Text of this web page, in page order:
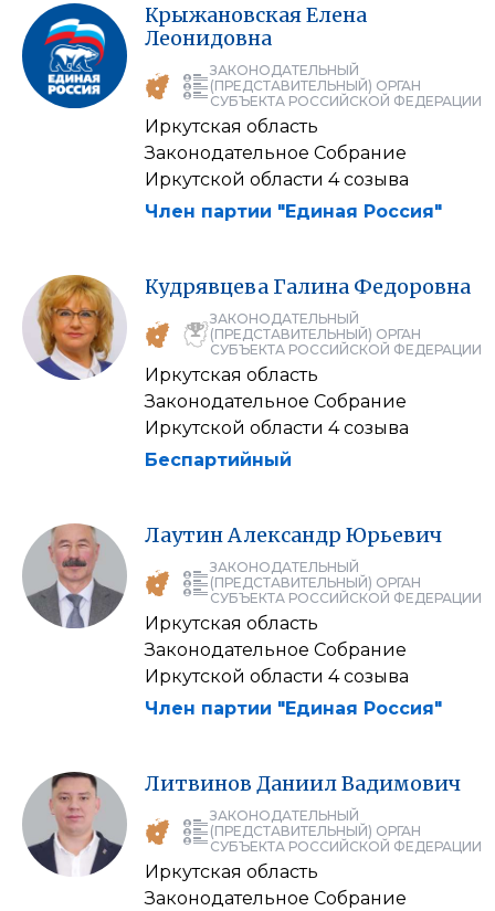
КрыжановскаяЕлена
Леонидовна
ЗАКОНОДАТЕЛЬНЫЙ
(ПРЕДСТАВИТЕЛЬНЫЙ) ОРГАН
СУБЪЕКТА РОССИЙСКОЙ ФЕДЕРАЦИИ
Иркутская область
Законодательное Собрание
Иркутской области 4 созыва
Член партии "Единая Россия"
Кудрявцева Галина Федоровна
ЗАКОНОДАТЕЛЬНЫЙ
(ПРЕДСТАВИТЕЛЬНЫЙ) ОРГАН
СУБЪЕКТА РОССИЙСКОЙ ФЕДЕРАЦИИ
Иркутская область
Законодательное Собрание
Иркутской области 4 созыва
Беспартийный
Лаутин Александр Юрьевич
ЗАКОНОДАТЕЛЬНЫЙ
(ПРЕДСТАВИТЕЛЬНЫЙ) ОРГАН
СУБЪЕКТА РОССИЙСКОЙ ФЕДЕРАЦИИ
Иркутская область
Законодательное Собрание
Иркутской области 4 созыва
Член партии "Единая Россия"
Литвинов ДаниилВадимович
ЗАКОНОДАТЕЛЬНЫЙ
(ПРЕДСТАВИТЕЛЬНЫЙ) ОРГАН
СУБЪЕКТА РОССИЙСКОЙ ФЕДЕРАЦИИ
Иркутская область
Законодательное Собрание